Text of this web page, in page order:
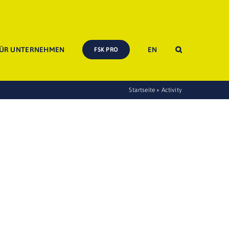
UNTERNEHMEN FSK PRO EN
Startseite » Activity